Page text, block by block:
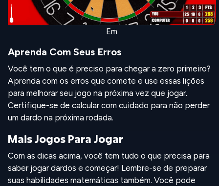
Em
Aprenda Com Seus Erros
Você tem o que é preciso para chegar a zero primeiro?
Aprenda com os erros que comete e use essas lições
para melhorar seu jogo na próxima vez que jogar.
Certifique-se de calcular com cuidado para não perder
um dardo na próxima rodada.
Mais Jogos Para Jogar
Com as dicas acima, você tem tudo o que precisa para
saber jogar dardos e começar! Lembre-se de preparar
suas habilidades matemáticas também. Você pode